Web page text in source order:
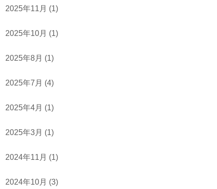
2025年11月 (1)
2025年10月 (1)
2025年8月 (1)
2025年7月 (4)
2025年4月 (1)
2025年3月 (1)
2024年11月 (1)
2024年10月 (3)